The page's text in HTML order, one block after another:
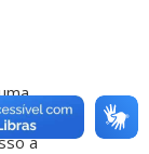
na
a